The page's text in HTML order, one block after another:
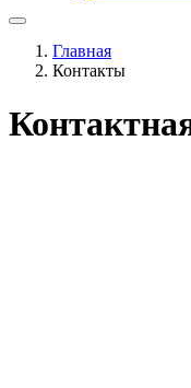
Главная
Контакты